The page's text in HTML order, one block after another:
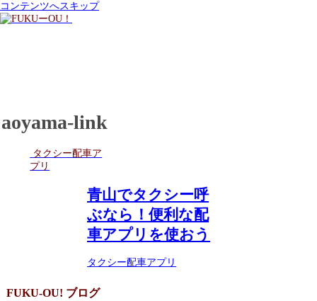
コンテンツへスキップ
aoyama-link
タクシー配車ア
プリ
青山でタクシー呼
ぶなら！便利な配
車アプリを使おう
タクシー配車アプリ
FUKU-OU! ブログ